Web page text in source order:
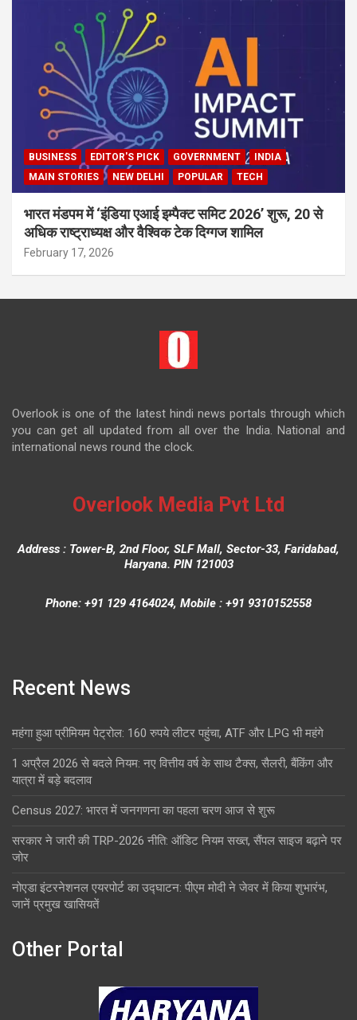
BUSINESS EDITOR'S PICK GOVERNMENT
INDIA
MAIN STORIES
NEW DELHI POPULAR TECH
भारत मंडपम में ‘इंडिया एआई इम्पैक्ट समिट 2026’ शुरू, 20 से
अधिक राष्ट्राध्यक्ष और वैश्विक टेक दिग्गज शामिल
February 17, 2026
Overlook is one of the latest hindi news portals through which
you can get all updated from all over the India. National and
international news round the clock.
Overlook Media Pvt Ltd
Address : Tower-B, 2nd Floor, SLF Mall, Sector-33, Faridabad,
Haryana. PIN 121003
Phone: +91 129 4164024, Mobile : +91 9310152558
Recent News
महंगा हुआ प्रीमियम पेट्रोल: 160 रुपये लीटर पहुंचा, ATF और LPG भी महंगे
1 अप्रैल 2026 से बदले नियम: नए वित्तीय वर्ष के साथ टैक्स, सैलरी, बैंकिंग और
यात्रा में बड़े बदलाव
Census 2027: भारत में जनगणना का पहला चरण आज से शुरू
सरकार ने जारी की TRP-2026 नीति: ऑडिट नियम सख्त, सैंपल साइज बढ़ाने पर
जोर
नोएडा इंटरनेशनल एयरपोर्ट का उद्घाटन: पीएम मोदी ने जेवर में किया शुभारंभ,
जानें प्रमुख खासियतें
Other Portal